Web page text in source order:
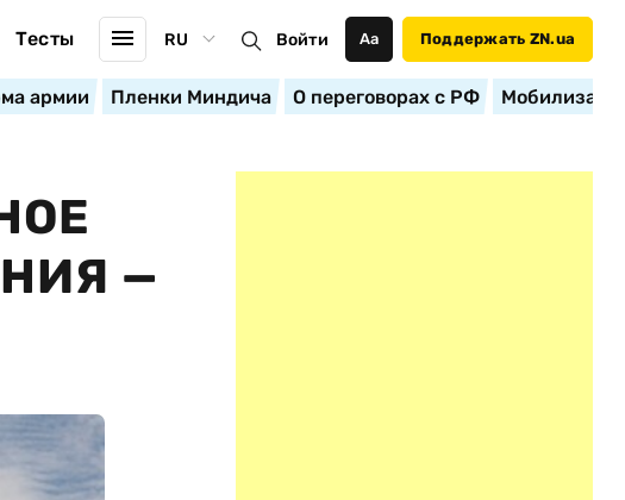
Тесты RU Войти Аа Поддержать ZN.ua
армии Пленки Миндича О переговорах с РФ
—